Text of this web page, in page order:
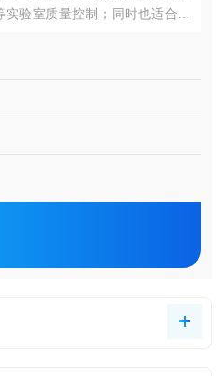
验室质量控制；同时也适合作